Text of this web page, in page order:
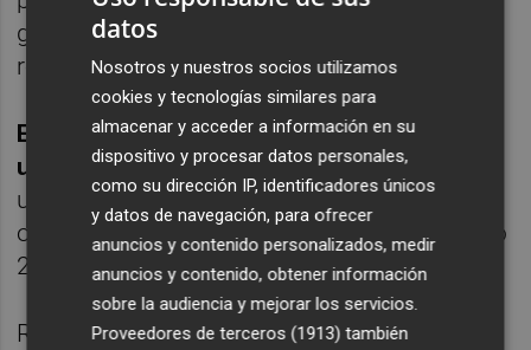
garantizar la seguridad de los edificios
referidos en el contrato.
El plazo de ejecución del contrato será de
un año prorrogablede forma expresa hasta
un máximo de una anualidad más, y las
ofertas podrán presentarse hasta el próximo
26 de enero.
Radiotelevisión Valenciana SAU en
datos
Nosotros y nuestros socios utilizamos
cookies y tecnologías similares para
almacenar y acceder a información en su
dispositivo y procesar datos personales,
como su dirección IP, identificadores únicos
y datos de navegación, para ofrecer
anuncios y contenido personalizados, medir
anuncios y contenido, obtener información
sobre la audiencia y mejorar los servicios.
Proveedores de terceros (1913) también